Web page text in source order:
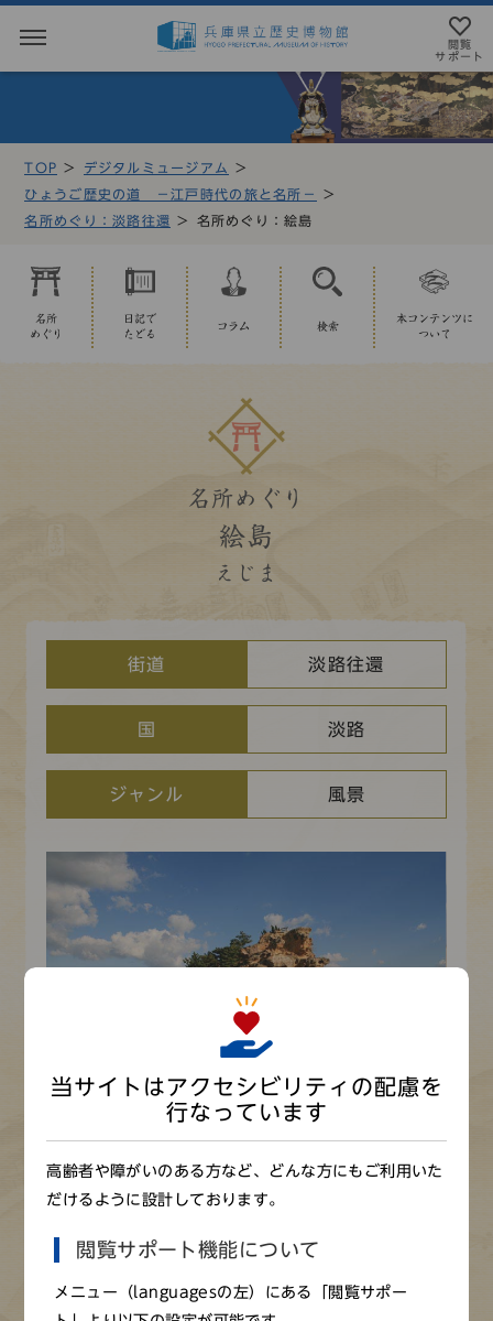
TOP
デジタルミュージアム
ひょうご歴史の道 －江戸時代の旅と名所－
名所めぐり：淡路往還
名所めぐり：絵島
名所
めぐり
日記で
たどる
コラム 検索
本コンテンツに
ついて
名所めぐり
絵島
えじま
街道 淡路往還
国 淡路
ジャンル 風景
当サイトはアクセシビリティの配慮を
行なっています
高齢者や障がいのある方など、どんな方にもご利用いた
だけるように設計しております。
閲覧サポート機能について
メニュー（languagesの左）にある「閲覧サポー
閲覧
サポート
MENU
利用案内
アクセス
languages
テキストにルビを振ることができます
アクセシビリテイについて
文字サイズ設定
青
languages
日本語 中文簡体